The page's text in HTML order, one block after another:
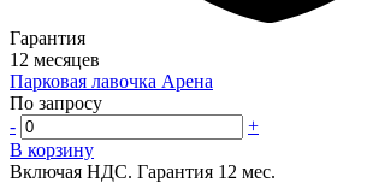
Гарантия
12 месяцев
Парковая лавочка Арена
По запросу
-
+
В корзину
Включая НДС. Гарантия 12 мес.